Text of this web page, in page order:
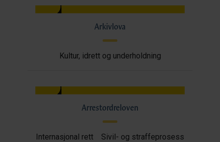
Arkivlova
Kultur, idrett og underholdning
Arrestordreloven
Internasjonal rett Sivil- og straffeprosess